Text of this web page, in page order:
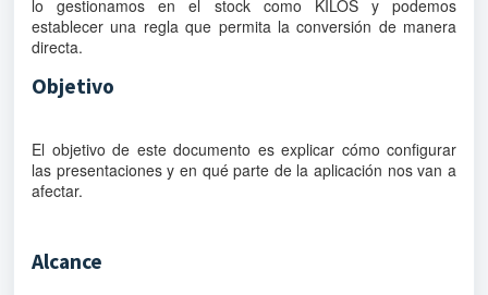
lo gestionamos en el stock como KILOS y podemos
establecer una regla que permita la conversión de manera
directa.
Objetivo
El objetivo de este documento es explicar cómo configurar
las presentaciones y en qué parte de la aplicación nos van a
afectar.
Alcance